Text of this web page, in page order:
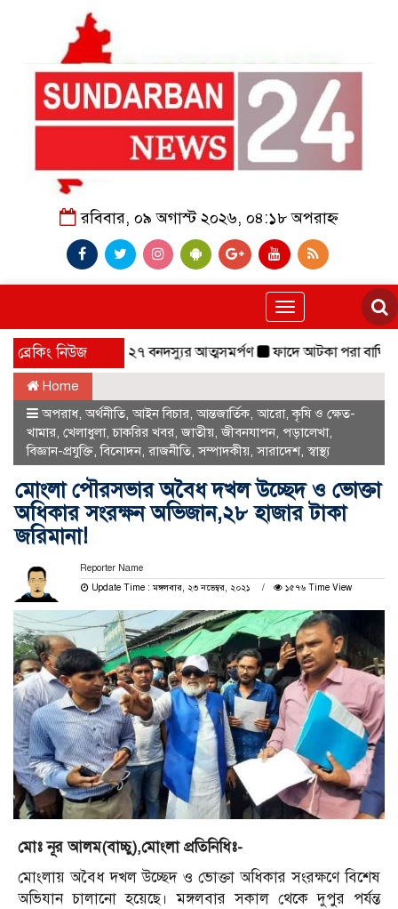
রবিবার, ০৯ অগাস্ট ২০২৬, ০৪:১৮ অপরাহ্ন
Toggle
navigation
ব্রেকিং নিউজ
বাহিনীর প্রধানসহ ২৭ বনদস্যুর আত্মসমর্পণ ফাদে আটকা পরা বাঘিনী,০৬
Home
অপরাধ, অর্থনীতি, আইন বিচার, আন্তজার্তিক, আরো,কৃষি ও ক্ষেত-
খামার, খেলাধুলা,চাকরির খবর,জাতীয়,জীবনযাপন, পড়ালেখা,
বিজ্ঞান-প্রযুক্তি,বিনোদন, রাজনীতি,সম্পাদকীয়,সারাদেশ,স্বাস্থ্য
মোংলা পৌরসভার অবৈধ দখল উচ্ছেদ ও ভোক্তা
অধিকার সংরক্ষন অভিজান,২৮ হাজার টাকা
জরিমানা!
Reporter Name
Update Time : মঙ্গলবার, ২৩ নভেম্বর, ২০২১
১৫৭৬ Time View
মোঃ নূর আলম(বাচ্চু),মোংলা প্রতিনিধিঃ-
মোংলায় অবৈধ দখল উচ্ছেদ ও ভোক্তা অধিকার সংরক্ষণে বিশেষ
অভিযান চালানো হয়েছে। মঙ্গলবার সকাল থেকে দুপুর পর্যন্ত